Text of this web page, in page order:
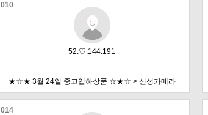
010
52.♡.144.191
★☆★ 3월 24일 중고입하상품 ☆★☆ > 신성카메라
014